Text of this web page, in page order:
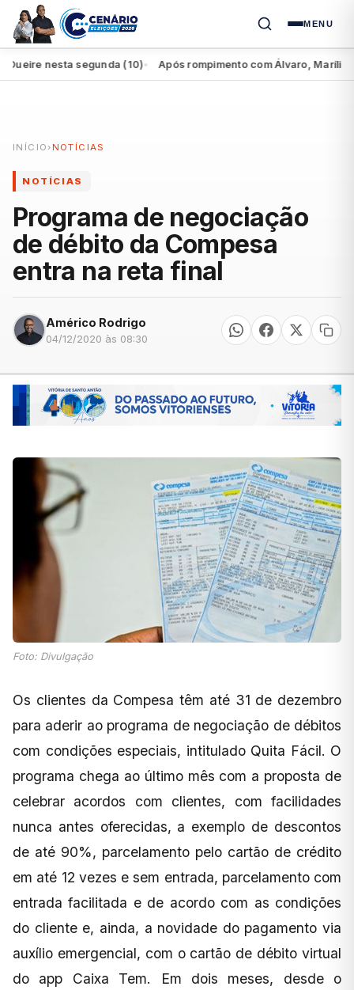
MENU
nesta segunda (10) ● Após rompimento com Álvaro, Marília
INÍCIO › NOTÍCIAS
NOTÍCIAS
Programa de negociação
de débito da Compesa
entra na reta final
Américo Rodrigo
04/12/2020 às 08:30
Foto: Divulgação
Os clientes da Compesa têm até 31 de dezembro
para aderir ao programa de negociação de débitos
com condições especiais, intitulado Quita Fácil. O
programa chega ao último mês com a proposta de
celebrar acordos com clientes, com facilidades
nunca antes oferecidas, a exemplo de descontos
de até 90%, parcelamento pelo cartão de crédito
em até 12 vezes e sem entrada, parcelamento com
entrada facilitada e de acordo com as condições
do cliente e, ainda, a novidade do pagamento via
auxílio emergencial, com o cartão de débito virtual
do app Caixa Tem. Em dois meses, desde o